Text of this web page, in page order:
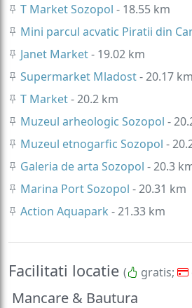
T Market Sozopol - 18.55 km
Mini parcul acvatic Piratii din
Janet Market- 19.02 km
Supermarket Mladost- 20.17 km
T Market- 20.2 km
Muzeul arheologic Sozopol -
Muzeul etnogarfic Sozopol -
Galeria de arta Sozopol - 20.3
Marina Port Sozopol - 20.31 km
Action Aquapark - 21.33 km
Facilitati locatie ( gratis;
Mancare & Bautura